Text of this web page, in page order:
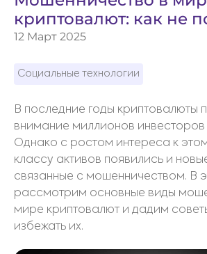
криптовалют: как не
12 Март 2025
Социальные технологии
В последние годы криптовалюты
внимание миллионов
Однако с ростом интереса к
классу активов появились и
связанные с мошенничеством. В
рассмотрим основные виды
мире криптовалют и дадим
избежать их.